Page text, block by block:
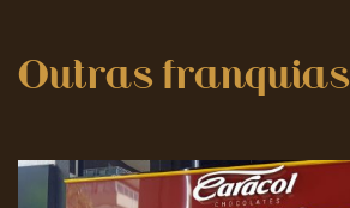
Outras franquias